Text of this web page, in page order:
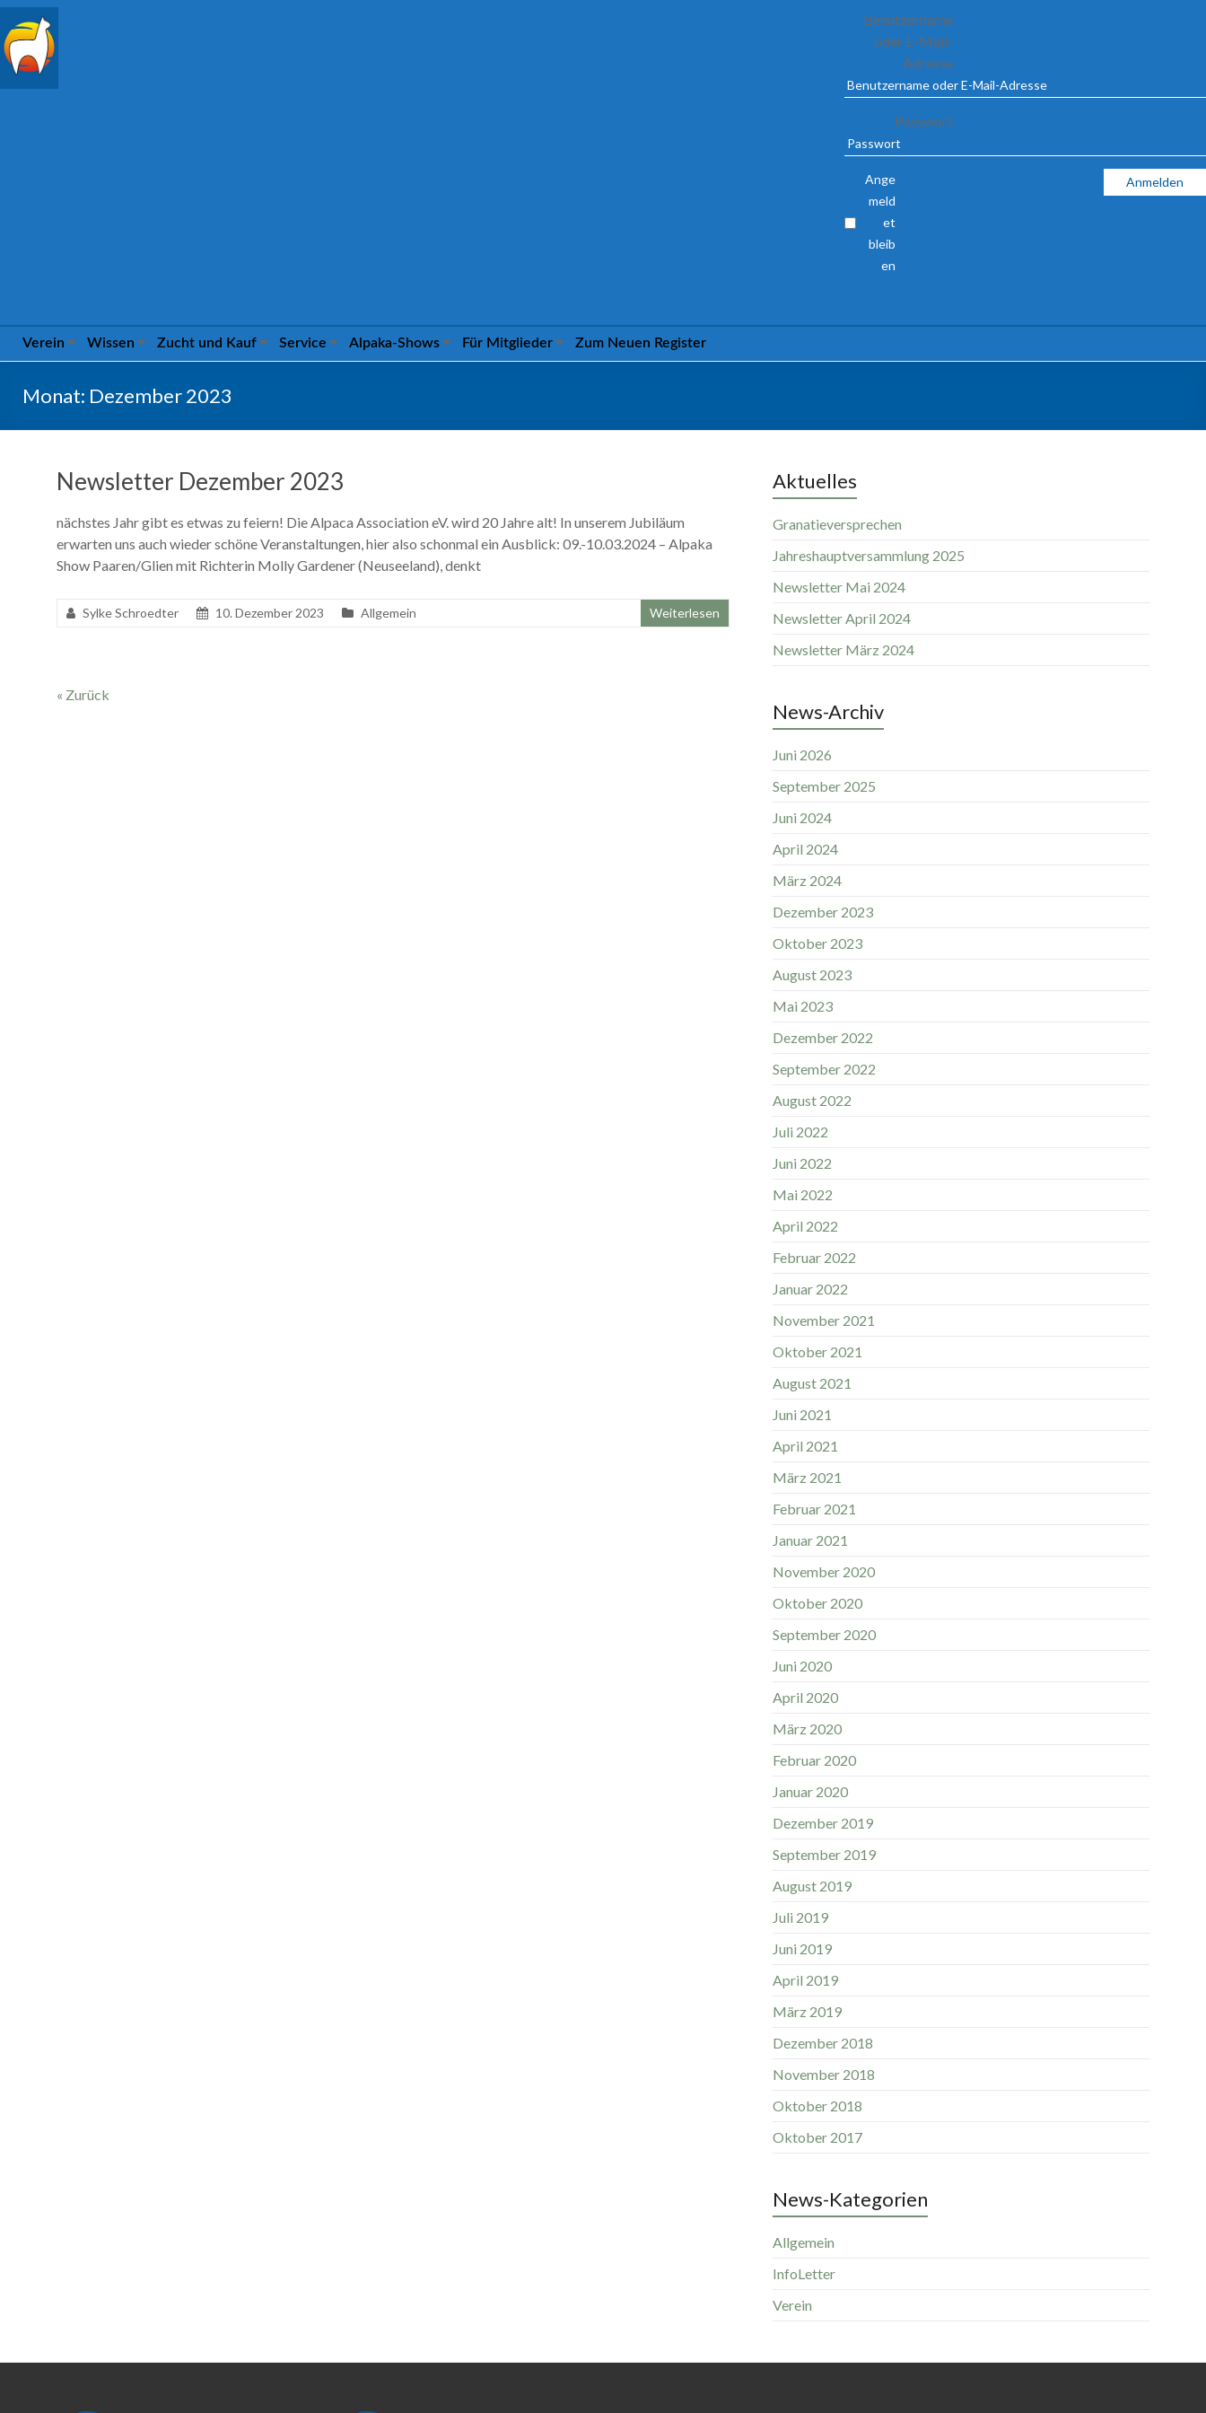
e.V.
Benutzername
oder E-Mail-
Adresse
Passwort
Ange
meld
et
bleib
en
Verein Wissen Zucht und Kauf Service Alpaka-Shows Für Mitglieder Zum Neuen Register
Monat: Dezember 2023
Newsletter Dezember 2023
nächstes Jahr gibt es etwas zu feiern! Die Alpaca Association eV. wird 20 Jahre alt! In unserem Jubiläum
erwarten uns auch wieder schöne Veranstaltungen, hier also schonmal ein Ausblick: 09.-10.03.2024 – Alpaka
Show Paaren/Glien mit Richterin Molly Gardener (Neuseeland), denkt
Sylke Schroedter 10. Dezember 2023 Allgemein Weiterlesen
« Zurück
Aktuelles
Granatieversprechen
Jahreshauptversammlung 2025
Newsletter Mai 2024
Newsletter April 2024
Newsletter März 2024
News-Archiv
Juni 2026
September 2025
Juni 2024
April 2024
März 2024
Dezember 2023
Oktober 2023
August 2023
Mai 2023
Dezember 2022
September 2022
August 2022
Juli 2022
Juni 2022
Mai 2022
April 2022
Februar 2022
Januar 2022
November 2021
Oktober 2021
August 2021
Juni 2021
April 2021
März 2021
Februar 2021
Januar 2021
November 2020
Oktober 2020
September 2020
Juni 2020
April 2020
März 2020
Februar 2020
Januar 2020
Dezember 2019
September 2019
August 2019
Juli 2019
Juni 2019
April 2019
März 2019
Dezember 2018
November 2018
Oktober 2018
Oktober 2017
News-Kategorien
Allgemein
InfoLetter
Verein